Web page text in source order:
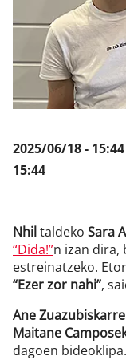
Klisk
2025/06/18 - 15:44
15:44
Nhiltaldeko Sara
“Dida!”n izan dira,
estreinatzeko.
“Ezer zor nahi”,
Ane
Maitane
dagoen bideoklipa.